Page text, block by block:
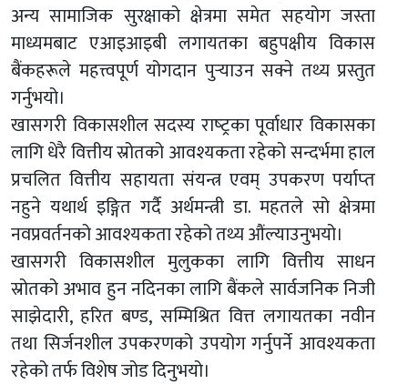
अन्य सामाजिक सुरक्षाको क्षेत्रमा समेत सहयोग जस्ता
माध्यमबाट एआइआइबी लगायतका बहुपक्षीय विकास
बैंकहरूले महत्त्वपूर्ण योगदान पुर्‍याउन सक्ने तथ्य प्रस्तुत
गर्नुभयो।
खासगरी विकासशील सदस्य राष्‍ट्रका पूर्वाधार विकासका
लागि धेरै वित्तीय स्रोतको आवश्यकता रहेको सन्दर्भमा हाल
प्रचलित वित्तीय सहायता संयन्त्र एवम् उपकरण पर्याप्‍त
नहुने यथार्थ इङ्गित गर्दै अर्थमन्त्री डा. महतले सो क्षेत्रमा
नवप्रवर्तनको आवश्यकता रहेको तथ्य औंल्याउनुभयो।
खासगरी विकासशील मुलुकका लागि वित्तीय साधन
स्रोतको अभाव हुन नदिनका लागि बैंकले सार्वजनिक निजी
साझेदारी, हरित बण्ड, सम्मिश्रित वित्त लगायतका नवीन
तथा सिर्जनशील उपकरणको उपयोग गर्नुपर्ने आवश्यकता
रहेको तर्फ विशेष जोड दिनुभयो।